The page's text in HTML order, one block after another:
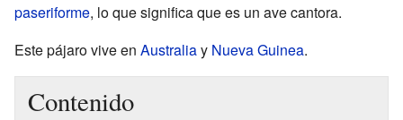
paseriforme, lo que significa que es un ave cantora.
Este pájaro vive en Australiay Nueva Guinea.
Contenido